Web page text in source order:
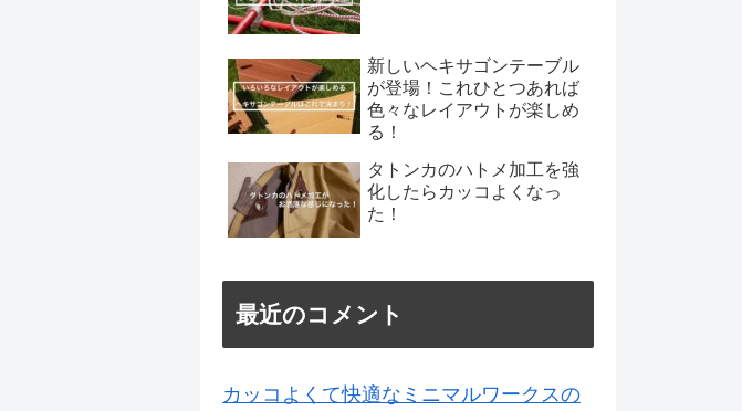
新しいヘキサゴンテーブル
が登場！これひとつあれば
色々なレイアウトが楽しめ
る！
タトンカのハトメ加工を強
化したらカッコよくなっ
た！
最近のコメント
カッコよくて快適なミニマルワークスの